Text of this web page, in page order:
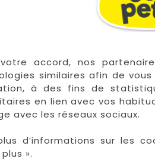
accord, nos
similaires afin de
à des fins de
en lien avec vos
avec les réseaux sociaux.
d’informations sur les
».
les plus grandes
la
à La Réunion :
• Saint Denis
• Saint Paul